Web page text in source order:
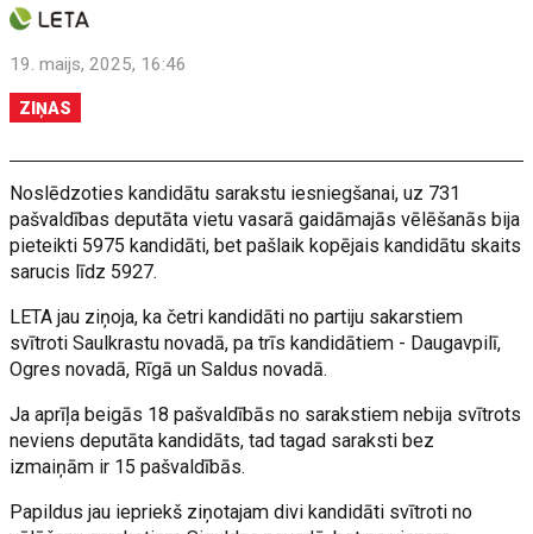
19. maijs, 2025, 16:46
ZIŅAS
Noslēdzoties kandidātu sarakstu iesniegšanai, uz 731
pašvaldības deputāta vietu vasarā gaidāmajās vēlēšanās bija
pieteikti 5975 kandidāti, bet pašlaik kopējais kandidātu skaits
sarucis līdz 5927.
LETA jau ziņoja, ka četri kandidāti no partiju sakarstiem
svītroti Saulkrastu novadā, pa trīs kandidātiem - Daugavpilī,
Ogres novadā, Rīgā un Saldus novadā.
Ja aprīļa beigās 18 pašvaldībās no sarakstiem nebija svītrots
neviens deputāta kandidāts, tad tagad saraksti bez
izmaiņām ir 15 pašvaldībās.
Papildus jau iepriekš ziņotajam divi kandidāti svītroti no